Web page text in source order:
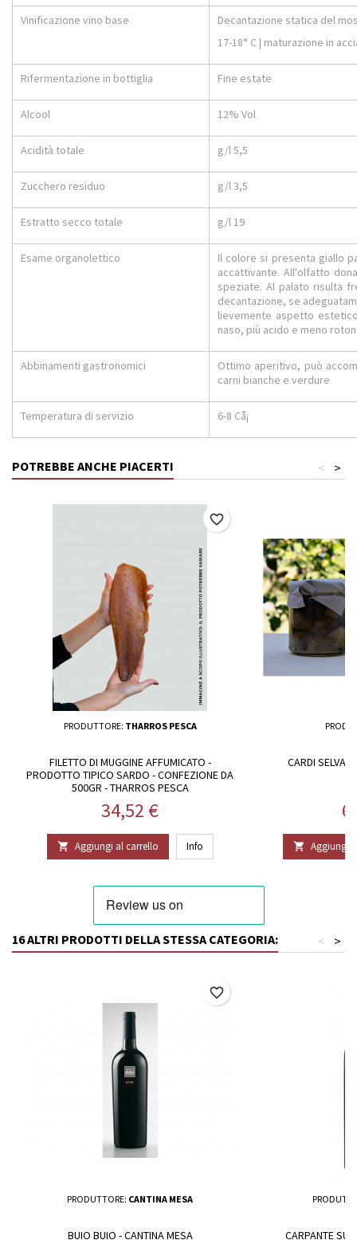
Vinificazione vino base
Decantazione statica del
17-18° C | maturazione in
Rifermentazione in bottiglia Fine estate
Alcool 12% Vol
Acidità totale g/l 5,5
Zucchero residuo g/l 3,5
Estratto secco totale g/l 19
Esame organolettico
Il colore si presenta giallo
accattivante. All'olfatto
speziate. Al palato risulta
decantazione, se
lievemente aspetto
naso, più acido e meno
Abbinamenti gastronomici
Ottimo aperitivo, può
carni bianche e verdure
Temperatura di servizio 6-8 Cå¡
POTREBBE ANCHE PIACERTI >
<
PRODUTTORE: THARROS PESCA
FILETTO DI MUGGINE AFFUMICATO -
PRODOTTO TIPICO SARDO - CONFEZIONE DA
500GR - THARROS PESCA
Prezzo
34,52 €
 Aggiungi al carrello Info
favorite_border
CARDI
 Aggiungi
16 ALTRI PRODOTTI DELLA STESSA CATEGORIA: >
<
PRODUTTORE: CANTINA MESA
BUIO BUIO - CANTINA MESA
favorite_border
CARPANTE